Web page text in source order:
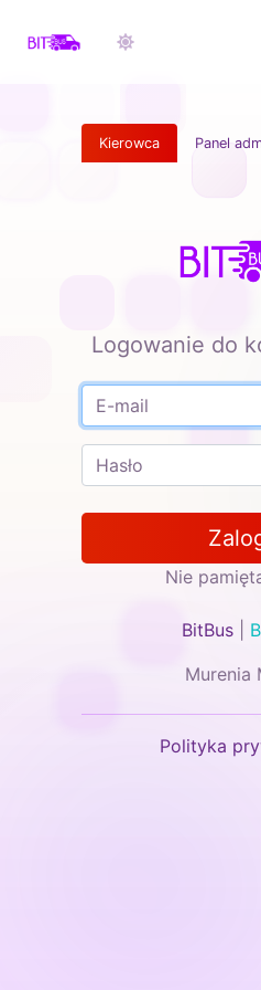
Kierowca Panel
Logowanie do
E-mail
Hasło
Nie
BitBus|
Murenia
Polityka